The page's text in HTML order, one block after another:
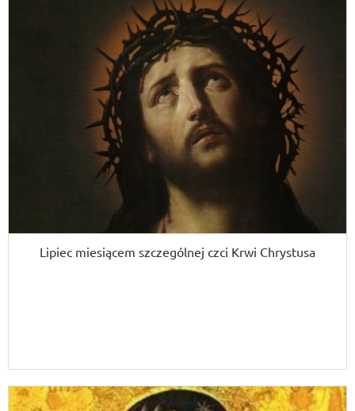
Lipiec miesiącem szczególnej czci Krwi Chrystusa